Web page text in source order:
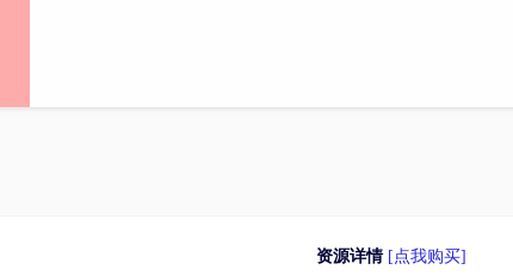
资源详情 [点我购买]